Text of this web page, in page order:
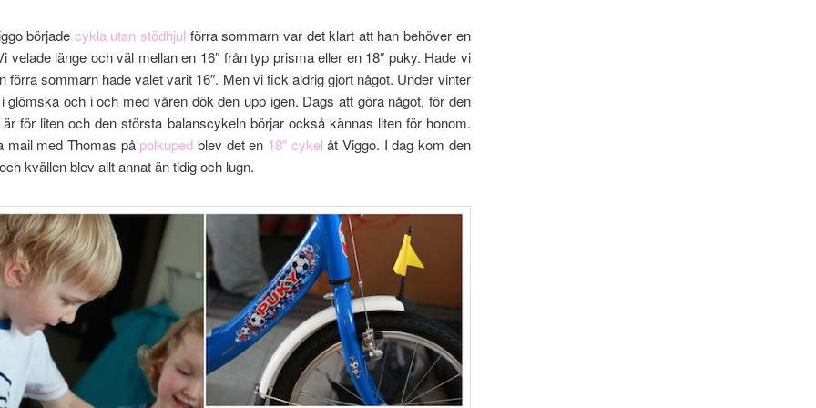
började cykla utan stödhjul förra sommarn var det klart att han behöver en
velade länge och väl mellan en 16″ från typ prisma eller en 18″ puky. Hade vi
förra sommarn hade valet varit 16″. Men vi fick aldrig gjort något. Under vinter
glömska och i och med våren dök den upp igen. Dags att göra något, för den
för liten och den största balanscykeln börjar också kännas liten för honom.
mail med Thomas på polkuped blev det en 18″ cykel åt Viggo. I dag kom den
kvällen blev allt annat än tidig och lugn.